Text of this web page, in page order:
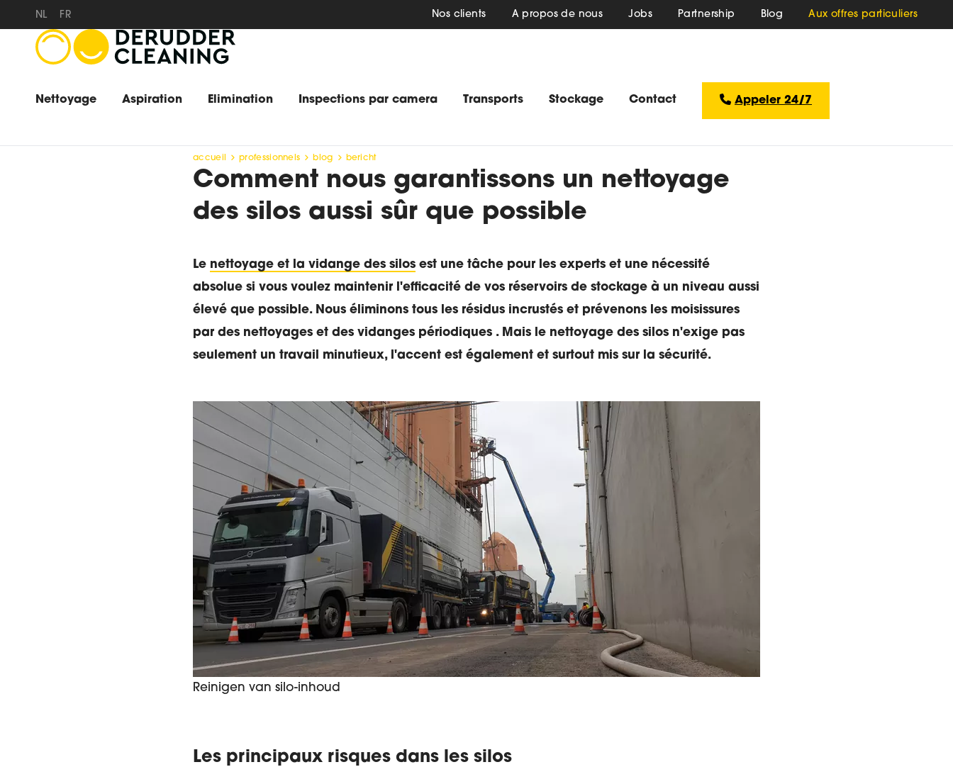
NL FR Nos clients A propos de nous Jobs Partnership Blog Aux offres particuliers
Nettoyage Aspiration Elimination Inspections par camera Transports Stockage Contact Appeler 24/7
accueil professionnels blog bericht
Comment nous garantissons un nettoyage
des silos aussi sûr que possible
Le nettoyage et la vidange des silos est une tâche pour les experts et une nécessité
absolue si vous voulez maintenir l'efficacité de vos réservoirs de stockage à un niveau aussi
élevé que possible. Nous éliminons tous les résidus incrustés et prévenons les moisissures
par des nettoyages et des vidanges périodiques .Mais le nettoyage des silos n'exige pas
seulement un travail minutieux, l'accent est également et surtout mis sur la sécurité.
Reinigen van silo-inhoud
Les principaux risques dans les silos